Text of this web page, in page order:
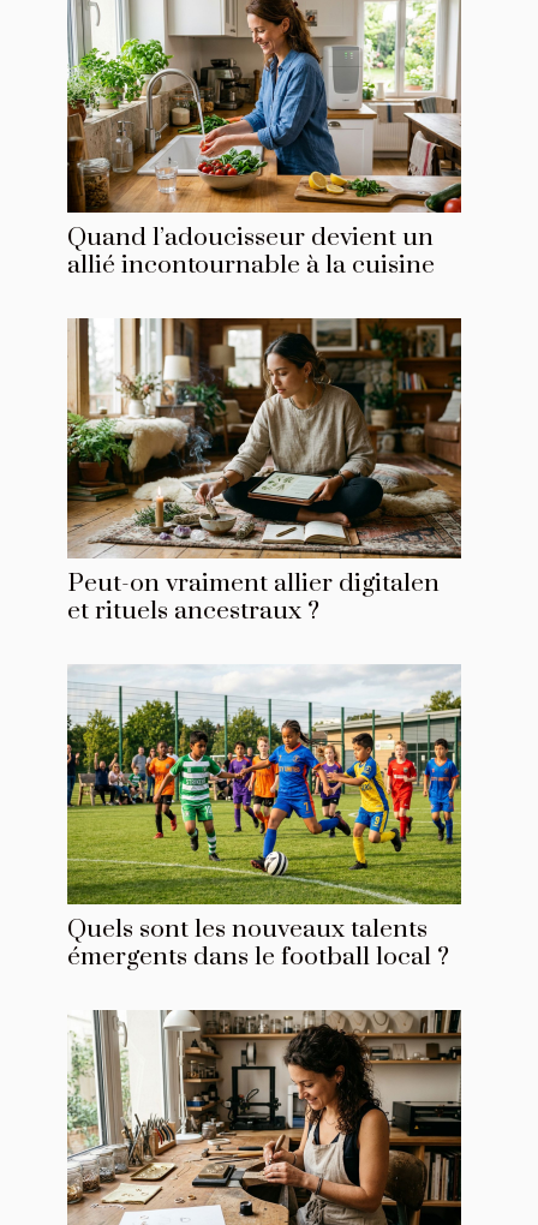
Quand l’adoucisseur devient un
allié incontournable à la cuisine
Peut-on vraiment allier digitalen
et rituels ancestraux ?
Quels sont les nouveaux talents
émergents dans le football local ?